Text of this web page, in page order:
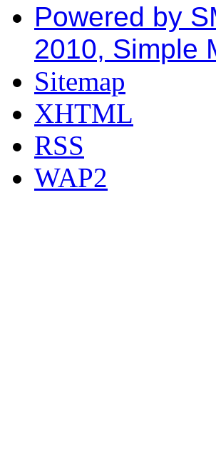
Powered by
2010, Simple
Sitemap
XHTML
RSS
WAP2